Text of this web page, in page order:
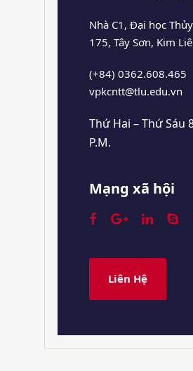
Nhà C1, Đại học
175, Tây Sơn, Kim
(+84) 0362.608.465
vpkcntt@tlu.edu.vn
Thứ Hai – Thứ Sáu
P.M.
Mạng xã hội
Liên Hệ